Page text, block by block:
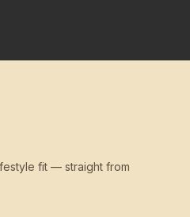
fit — straight from